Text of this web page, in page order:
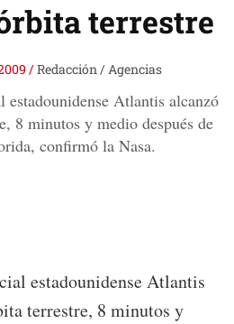
terrestre
/Redacción / Agencias
estadounidense Atlantis alcanzó
8 minutos y medio después de
confirmó la Nasa.
estadounidense Atlantis
terrestre, 8 minutos y